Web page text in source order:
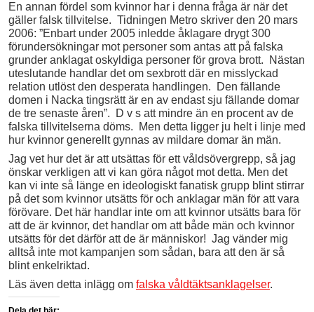
En annan fördel som kvinnor har i denna fråga är när det
gäller falsk tillvitelse. Tidningen Metro skriver den 20 mars
2006: ”Enbart under 2005 inledde åklagare drygt 300
förundersökningar mot personer som antas att på falska
grunder anklagat oskyldiga personer för grova brott. Nästan
uteslutande handlar det om sexbrott där en misslyckad
relation utlöst den desperata handlingen. Den fällande
domen i Nacka tingsrätt är en av endast sju fällande domar
de tre senaste åren”. D v s att mindre än en procent av de
falska tillvitelserna döms. Men detta ligger ju helt i linje med
hur kvinnor generellt gynnas av mildare domar än män.
Jag vet hur det är att utsättas för ett våldsövergrepp, så jag
önskar verkligen att vi kan göra något mot detta. Men det
kan vi inte så länge en ideologiskt fanatisk grupp blint stirrar
på det som kvinnor utsätts för och anklagar män för att vara
förövare. Det här handlar inte om att kvinnor utsätts bara för
att de är kvinnor, det handlar om att både män och kvinnor
utsätts för det därför att de är människor! Jag vänder mig
alltså inte mot kampanjen som sådan, bara att den är så
blint enkelriktad.
Läs även detta inlägg om falska våldtäktsanklagelser.